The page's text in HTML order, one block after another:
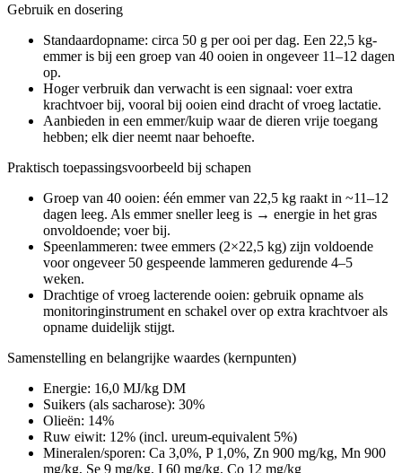
Gebruik en dosering
Standaardopname: circa 50 g per ooi per dag. Een 22,5 kg-
emmer is bij een groep van 40 ooien in ongeveer 11–12 dagen
op.
Hoger verbruik dan verwacht is een signaal: voer extra
krachtvoer bij, vooral bij ooien eind dracht of vroeg lactatie.
Aanbieden in een emmer/kuip waar de dieren vrije toegang
hebben; elk dier neemt naar behoefte.
Praktisch toepassingsvoorbeeld bij schapen
Groep van 40 ooien: één emmer van 22,5 kg raakt in ~11–12
dagen leeg. Als emmer sneller leeg is → energie in het gras
onvoldoende; voer bij.
Speenlammeren: twee emmers (2×22,5 kg) zijn voldoende
voor ongeveer 50 gespeende lammeren gedurende 4–5
weken.
Drachtige of vroeg lacterende ooien: gebruik opname als
monitoringinstrument en schakel over op extra krachtvoer als
opname duidelijk stijgt.
Samenstelling en belangrijke waardes (kernpunten)
Energie: 16,0 MJ/kg DM
Suikers (als sacharose): 30%
Olieën: 14%
Ruw eiwit: 12% (incl. ureum-equivalent 5%)
Mineralen/sporen: Ca 3,0%, P 1,0%, Zn 900 mg/kg, Mn 900
mg/kg, Se 9 mg/kg, I 60 mg/kg, Co 12 mg/kg